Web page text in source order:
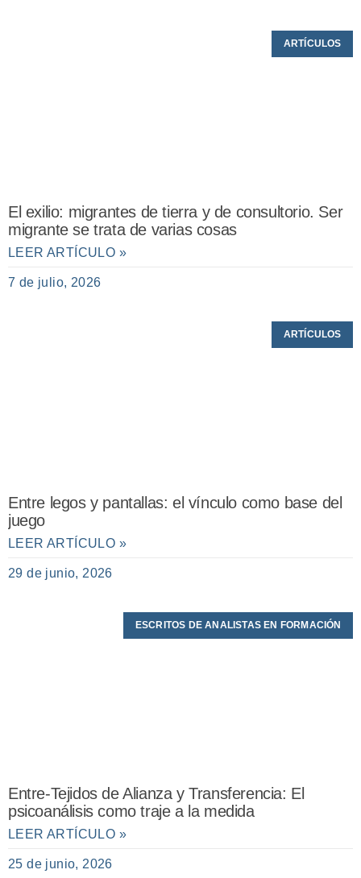
ARTÍCULOS
El exilio: migrantes de tierra y de consultorio. Ser
migrante se trata de varias cosas
LEER ARTÍCULO »
7 de julio, 2026
ARTÍCULOS
Entre legos y pantallas: el vínculo como base del
juego
LEER ARTÍCULO »
29 de junio, 2026
ESCRITOS DE ANALISTAS EN FORMACIÓN
Entre-Tejidos de Alianza y Transferencia: El
psicoanálisis como traje a la medida
LEER ARTÍCULO »
25 de junio, 2026